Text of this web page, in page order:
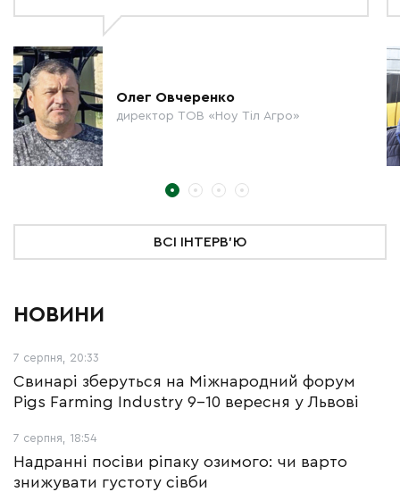
Олег Овчеренко
директор ТОВ «Ноу Тіл Агро»
ВСІ ІНТЕРВ'Ю
НОВИНИ
7 серпня, 20:33
Свинарі зберуться на Міжнародний форум
Pigs Farming Industry 9-10 вересня у Львові
7 серпня, 18:54
Надранні посіви ріпаку озимого: чи варто
знижувати густоту сівби